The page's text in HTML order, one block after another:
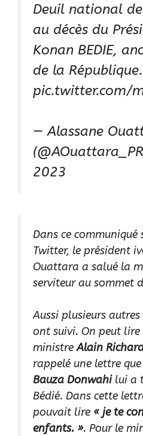
Deuil national
au décès du
Konan BEDIE,
de la République.
pic.twitter.com/
— Alassane
2023
Dans ce communiqué
Twitter, le président
Ouattara a salué la
serviteur au sommet
Aussi plusieurs
ont suivi. On peut lire
ministreAlain
rappelé une lettre
Bauza Donwahilui a
Bédié. Dans cette
pouvait lire « je te
enfants. ». Pour le